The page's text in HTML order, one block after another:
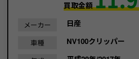
買取金額
メーカー 日産
車種 NV100クリッパー